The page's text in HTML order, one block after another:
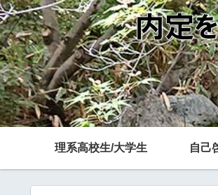
理系高校生/大学生 自己